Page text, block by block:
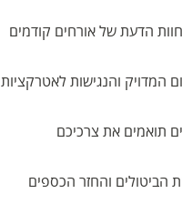
הדעת של אורחים קודמים
המדויק והנגישות לאטרקציות
תואמים את צרכיכם
הביטולים והחזר הכספים